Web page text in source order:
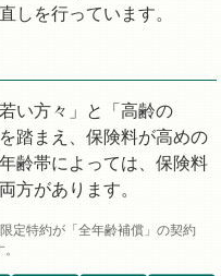
しを行っています。
い方々」と「高齢の
踏まえ、保険料が高めの
齢帯によっては、保険料
方があります。
定特約が「全年齢補償」の契約